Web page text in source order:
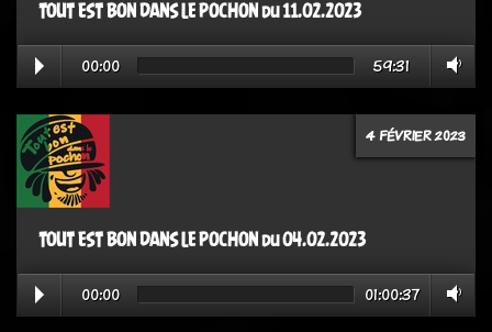
TOUT EST BON DANS LE POCHON du 11.02.2023
00:00 59:31
4 FÉVRIER 2023
TOUT EST BON DANS LE POCHON du 04.02.2023
00:00 01:00:37